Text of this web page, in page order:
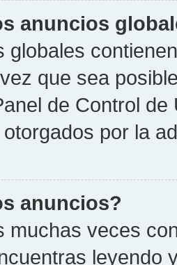
anuncios
globales
que sea
de Control
por la
anuncios?
muchas veces
leyendo